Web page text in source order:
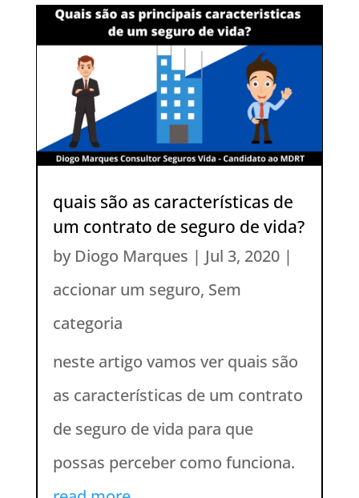
quais são as características de
um contrato de seguro de vida?
by Diogo Marques | Jul 3, 2020|
accionar um seguro, Sem
categoria
neste artigo vamos ver quais são
as características de um contrato
de seguro de vida para que
possas perceber como funciona.